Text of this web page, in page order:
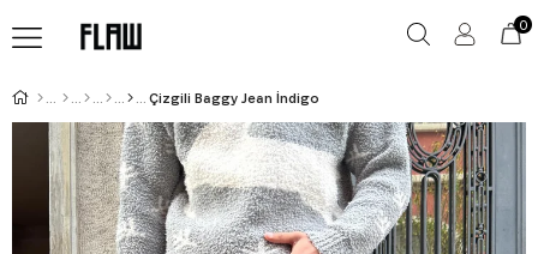
0
Çizgili Baggy Jean İndigo